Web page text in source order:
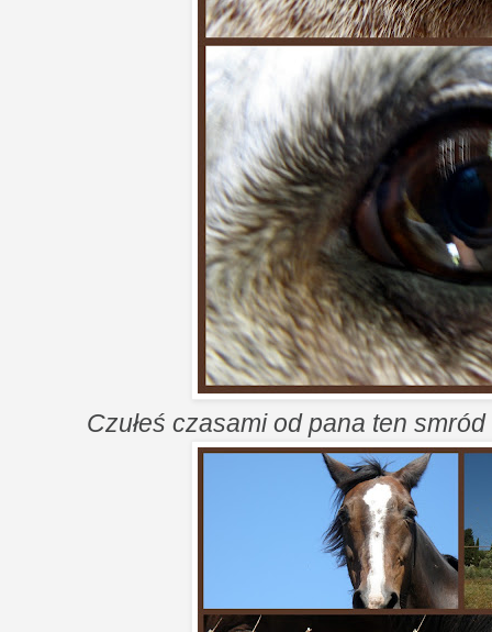
Czułeś czasami od pana ten